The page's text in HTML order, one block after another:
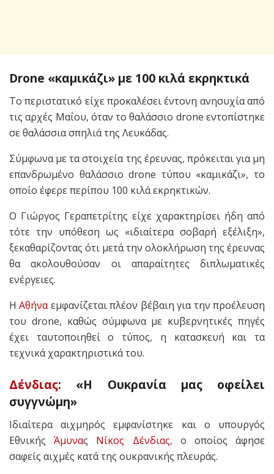
Drone «καμικάζι» με 100 κιλά εκρηκτικά
Το περιστατικό είχε προκαλέσει έντονη ανησυχία από
τις αρχές Μαΐου, όταν το θαλάσσιο drone εντοπίστηκε
σε θαλάσσια σπηλιά της Λευκάδας.
Σύμφωνα με τα στοιχεία της έρευνας, πρόκειται για μη
επανδρωμένο θαλάσσιο drone τύπου «καμικάζι», το
οποίο έφερε περίπου 100 κιλά εκρηκτικών.
Ο Γιώργος Γεραπετρίτης είχε χαρακτηρίσει ήδη από
τότε την υπόθεση ως «ιδιαίτερα σοβαρή εξέλιξη»,
ξεκαθαρίζοντας ότι μετά την ολοκλήρωση της έρευνας
θα ακολουθούσαν οι απαραίτητες διπλωματικές
ενέργειες.
ΗΑθήναεμφανίζεται πλέον βέβαιη για την προέλευση
του drone, καθώς σύμφωνα με κυβερνητικές πηγές
έχει ταυτοποιηθεί ο τύπος, η κατασκευή και τα
τεχνικά χαρακτηριστικά του.
Δένδιας: «Η Ουκρανία μας οφείλει
συγγνώμη»
Ιδιαίτερα αιχμηρός εμφανίστηκε και ο υπουργός
ΕθνικήςΆμυνας Νίκος Δένδιας, ο οποίος άφησε
σαφείς αιχμές κατά της ουκρανικής πλευράς.